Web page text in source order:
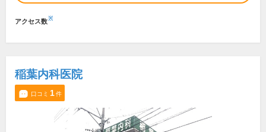
アクセス数※
稲葉内科医院
口コミ 1件